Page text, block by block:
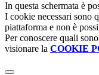
In questa schermata è
I cookie necessari sono
piattaforma e non è
Per conoscere quali
visionare la COOKIE